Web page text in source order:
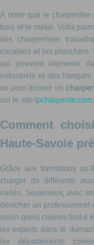
À noter que le
bois et le métal. Voilà
des charpentiers
escaliers et les planchers.
qui peuvent intervenir
industriels et des
ou pour trouver un
sur le site lpcharpente.com.
Comment
Haute-Savoie
Grâce aux formations
charger de différents
variés. Seulement, avec
dénicher un professionnel
selon quels critères faut-il
les experts dans le
les départements